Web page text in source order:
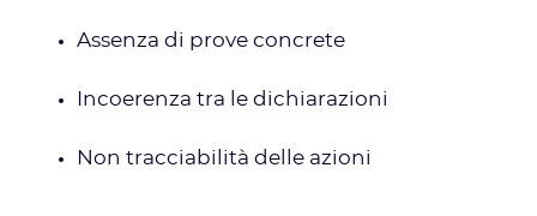
Assenza di prove concrete
Incoerenza tra le dichiarazioni
Non tracciabilità delle azioni